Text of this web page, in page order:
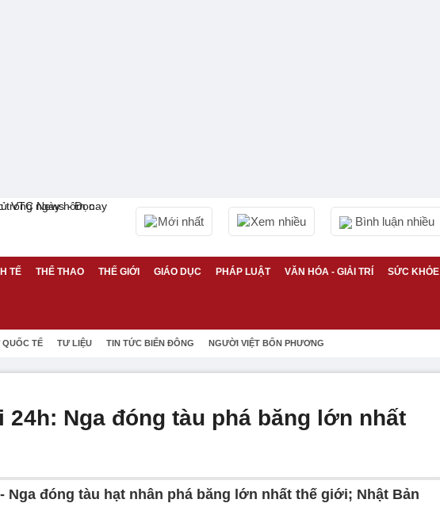
Mới nhất Xem nhiều Bình luận nhiều
TẾ THỂ THAO THẾ GIỚI GIÁO DỤC PHÁP LUẬT VĂN HÓA - GIẢI TRÍ SỨC KHỎE
QUỐC TẾ TƯ LIỆU TIN TỨC BIỂN ĐÔNG NGƯỜI VIỆT BỐN PHƯƠNG
24h: Nga đóng tàu phá băng lớn nhất
Nga đóng tàu hạt nhân phá băng lớn nhất thế giới; Nhật Bản